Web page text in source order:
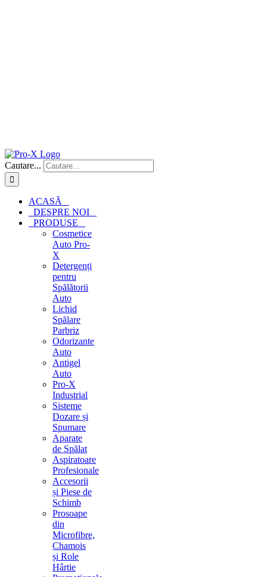
Cautare...
ACASĂ
DESPRE NOI
PRODUSE
Cosmetice
Auto Pro-
X
Detergenți
pentru
Spălătorii
Auto
Lichid
Spălare
Parbriz
Odorizante
Auto
Antigel
Auto
Pro-X
Industrial
Sisteme
Dozare și
Spumare
Aparate
de Spălat
Aspiratoare
Profesionale
Accesorii
și Piese de
Schimb
Prosoape
din
Microfibre,
Chamois
și Role
Hârtie